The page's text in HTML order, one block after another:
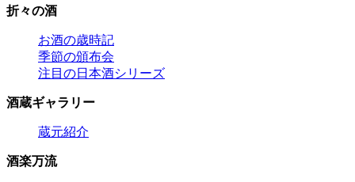
折々の酒
お酒の歳時記
季節の頒布会
注目の日本酒シリーズ
酒蔵ギャラリー
蔵元紹介
酒楽万流